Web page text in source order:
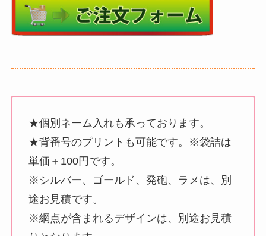
★個別ネーム入れも承っております。
★背番号のプリントも可能です。※袋詰は
単価＋100円です。
※シルバー、ゴールド、発砲、ラメは、別
途お見積です。
※網点が含まれるデザインは、別途お見積